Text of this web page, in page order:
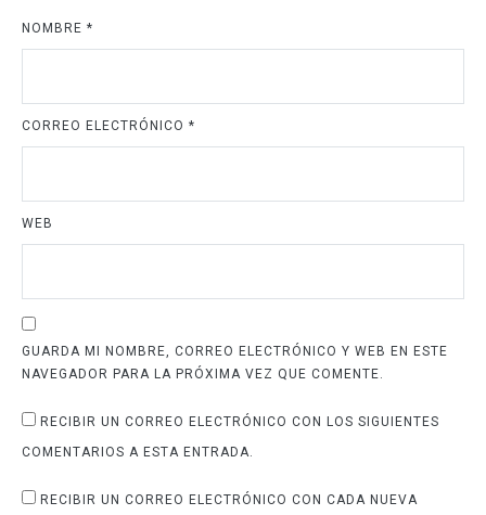
NOMBRE *
CORREO ELECTRÓNICO *
WEB
GUARDA MI NOMBRE, CORREO ELECTRÓNICO Y WEB EN ESTE
NAVEGADOR PARA LA PRÓXIMA VEZ QUE COMENTE.
RECIBIR UN CORREO ELECTRÓNICO CON LOS SIGUIENTES
COMENTARIOS A ESTA ENTRADA.
RECIBIR UN CORREO ELECTRÓNICO CON CADA NUEVA